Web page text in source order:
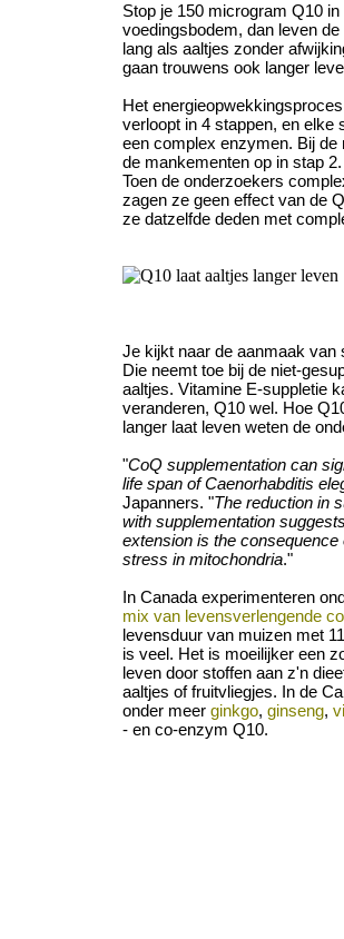
Stop je 150 microgram Q10 in
voedingsbodem, dan leven
lang als aaltjes zonder
gaan trouwens ook langer
Het
verloopt in 4 stappen, en elke
een complex enzymen. Bij de
de mankementen op in stap
Toen de onderzoekers
zagen ze geen effect van de
ze datzelfde deden met
Je kijkt naar de aanmaak van
Die neemt toe bij de niet-
aaltjes. Vitamine E-suppletie
veranderen, Q10 wel. Hoe
langer laat leven weten de
"CoQ supplementation can
life span of Caenorhabditis
Japanners. "The reduction in
with supplementation
extension is the
stress in mitochondria."
In Canada experimenteren
mix van levensverlengende
levensduur van muizen met
is veel. Het is moeilijker een
leven door stoffen aan z'n
aaltjes of fruitvliegjes. In de
onder meer ginkgo, ginseng,
- en co-enzym Q10.